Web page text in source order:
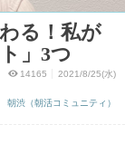
る！私が
」3つ
14165 2021/8/25(水)
朝渋（朝活コミュニティ）